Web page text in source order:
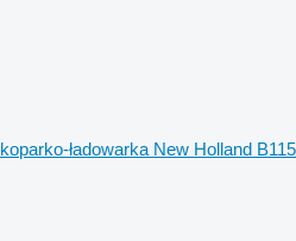
koparko-ładowarka New Holland B115